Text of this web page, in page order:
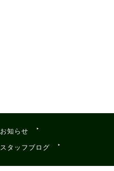
お知らせ
スタッフブログ